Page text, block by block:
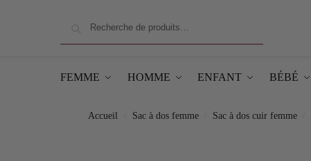
FEMME HOMME ENFANT BÉBÉ
Accueil Sac à dos femme Sac à dos cuir femme